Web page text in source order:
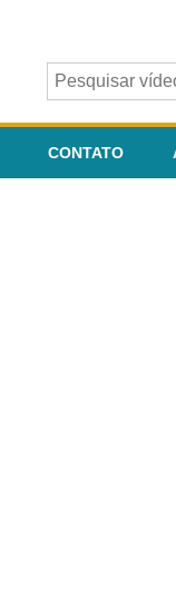
CONTATO